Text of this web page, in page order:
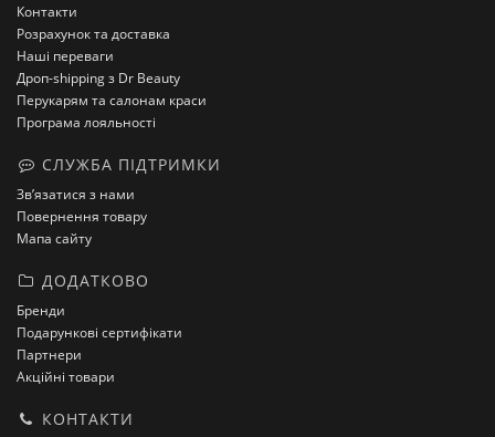
Контакти
Розрахунок та доставка
Наші переваги
Дроп-shipping з Dr Beauty
Перукарям та салонам краси
Програма лояльності
СЛУЖБА ПІДТРИМКИ
Зв’язатися з нами
Повернення товару
Мапа сайту
ДОДАТКОВО
Бренди
Подарункові сертифікати
Партнери
Акційні товари
КОНТАКТИ